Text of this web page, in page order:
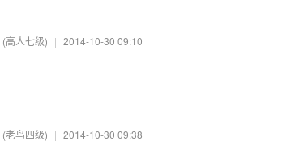
(高人七级) | 2014-10-30 09:10
(老鸟四级) | 2014-10-30 09:38